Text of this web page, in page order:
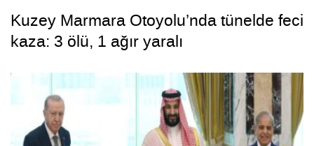
Kuzey Marmara Otoyolu’nda tünelde feci
kaza: 3 ölü, 1 ağır yaralı